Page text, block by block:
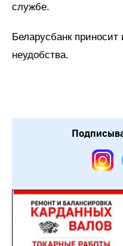
службе.
Беларусбанк
неудобства.